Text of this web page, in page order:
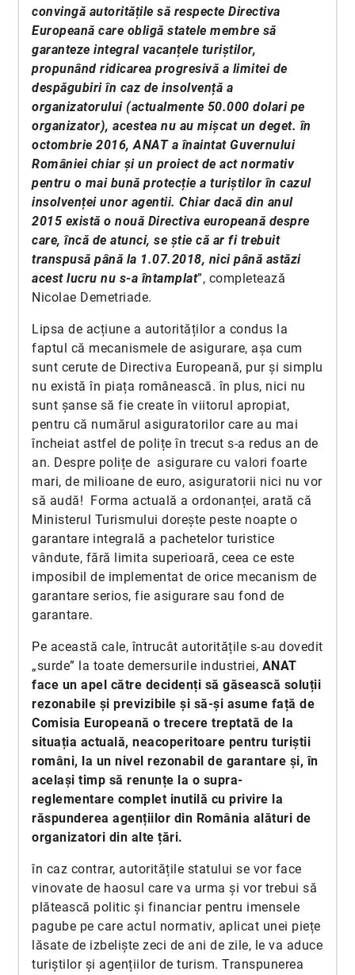
convingă autoritățile să respecte Directiva
Europeană care obligă statele membre să
garanteze integral vacanțele turiștilor,
propunând ridicarea progresivă a limitei de
despăgubiri în caz de insolvență a
organizatorului (actualmente 50.000 dolari pe
organizator), acestea nu au mișcat un deget. în
octombrie 2016, ANAT a înaintat Guvernului
României chiar și un proiect de act normativ
pentru o mai bună protecție a turiștilor în cazul
insolvenței unor agentii. Chiar dacă din anul
2015 există o nouă Directiva europeană despre
care, încă de atunci, se știe că ar fi trebuit
transpusă până la 1.07.2018, nici până astăzi
acest lucru nu s-a întamplat”, completează
Nicolae Demetriade.
Lipsa de acțiune a autorităților a condus la
faptul că mecanismele de asigurare, așa cum
sunt cerute de Directiva Europeană, pur și simplu
nu există în piața românească. în plus, nici nu
sunt șanse să fie create în viitorul apropiat,
pentru că numărul asiguratorilor care au mai
încheiat astfel de polițe în trecut s-a redus an de
an. Despre polițe de asigurare cu valori foarte
mari, de milioane de euro, asiguratorii nici nu vor
să audă! Forma actuală a ordonanței, arată că
Ministerul Turismului dorește peste noapte o
garantare integrală a pachetelor turistice
vândute, fără limita superioară, ceea ce este
imposibil de implementat de orice mecanism de
garantare serios, fie asigurare sau fond de
garantare.
Pe această cale, întrucât autoritățile s-au dovedit
„surde” la toate demersurile industriei, ANAT
face un apel către decidenți să găsească soluții
rezonabile și previzibile și să-și asume față de
Comisia Europeană o trecere treptată de la
situația actuală, neacoperitoare pentru turiștii
români, la un nivel rezonabil de garantare și, în
același timp să renunțe la o supra-
reglementare complet inutilă cu privire la
răspunderea agențiilor din România alături de
organizatori din alte țări.
în caz contrar, autoritățile statului se vor face
vinovate de haosul care va urma și vor trebui să
plătească politic și financiar pentru imensele
pagube pe care actul normativ, aplicat unei piețe
lăsate de izbeliște zeci de ani de zile, le va aduce
turiștilor și agențiilor de turism. Transpunerea